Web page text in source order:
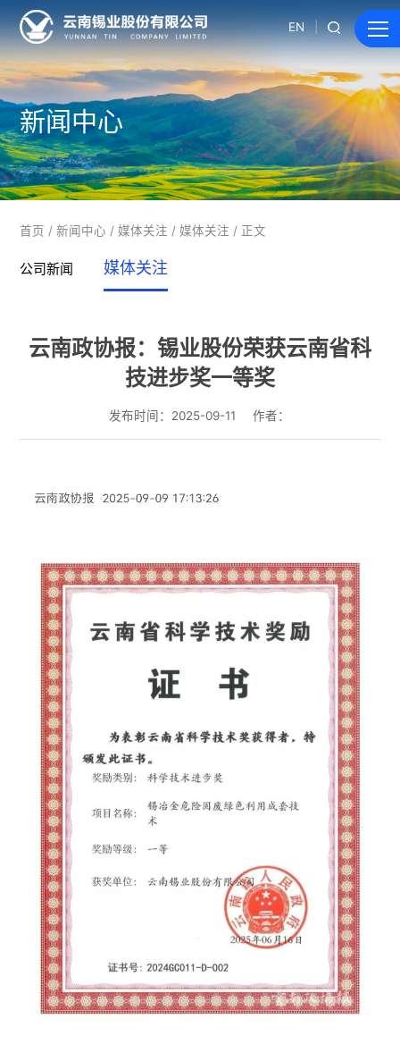
EN
新闻中心
首页 /新闻中心 /媒体关注 /媒体关注 / 正文
公司新闻 媒体关注
云南政协报：锡业股份荣获云南省科
技进步奖一等奖
发布时间：2025-09-11 作者：